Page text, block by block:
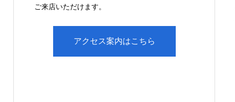
ご来店いただけます。
アクセス案内はこちら